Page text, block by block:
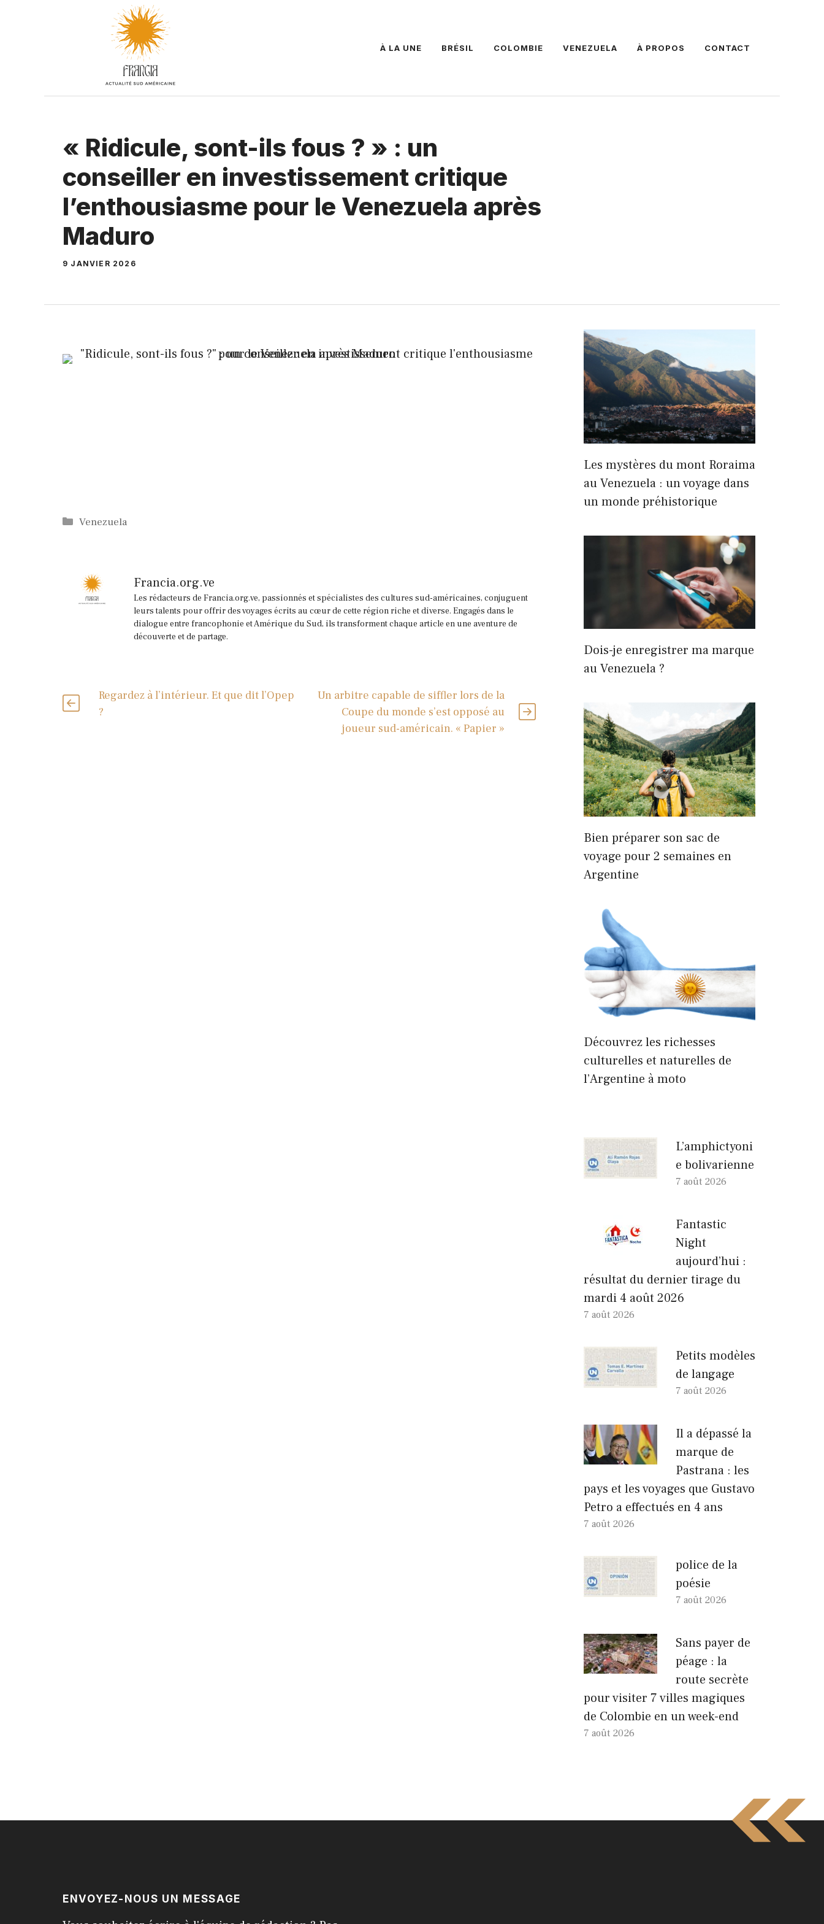
À LA UNE BRÉSIL COLOMBIE VENEZUELA À PROPOS CONTACT
« Ridicule, sont-ils fous ? » : un
conseiller en investissement critique
l’enthousiasme pour le Venezuela après
Maduro
9 JANVIER 2026
Catégories
Venezuela
Francia.org.ve
Les rédacteurs de Francia.org.ve, passionnés et spécialistes des cultures sud-américaines, conjuguent
leurs talents pour offrir des voyages écrits au cœur de cette région riche et diverse. Engagés dans le
dialogue entre francophonie et Amérique du Sud, ils transforment chaque article en une aventure de
découverte et de partage.
Regardez à l’intérieur. Et que dit l’Opep
?
Un arbitre capable de siffler lors de la
Coupe du monde s’est opposé au
joueur sud-américain. « Papier »
Les mystères du mont Roraima
au Venezuela : un voyage dans
un monde préhistorique
Dois-je enregistrer ma marque
au Venezuela ?
Bien préparer son sac de
voyage pour 2 semaines en
Argentine
Découvrez les richesses
culturelles et naturelles de
l’Argentine à moto
L’amphictyoni
e bolivarienne
7 août 2026
Fantastic
Night
aujourd’hui :
résultat du dernier tirage du
mardi 4 août 2026
7 août 2026
Petits modèles
de langage
7 août 2026
Il a dépassé la
marque de
Pastrana : les
pays et les voyages que Gustavo
Petro a effectués en 4 ans
7 août 2026
police de la
poésie
7 août 2026
Sans payer de
péage : la
route secrète
pour visiter 7 villes magiques
de Colombie en un week-end
7 août 2026
ENVOYEZ-NOUS UN MESSAGE